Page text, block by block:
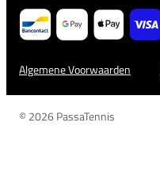
Algemene Voorwaarden
© 2026 PassaTennis